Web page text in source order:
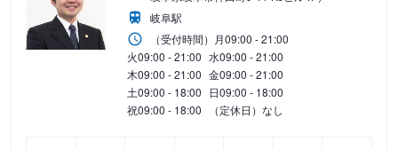
岐阜駅
（受付時間） 月09:00 - 21:00
火09:00 - 21:00 水09:00 - 21:00
木09:00 - 21:00 金09:00 - 21:00
土09:00 - 18:00 日09:00 - 18:00
祝09:00 - 18:00 （定休日）なし